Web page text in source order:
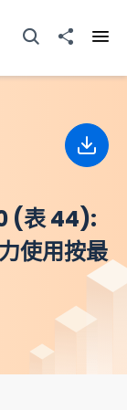
打开搜寻器分享至
(表 44):
使用按最
下载